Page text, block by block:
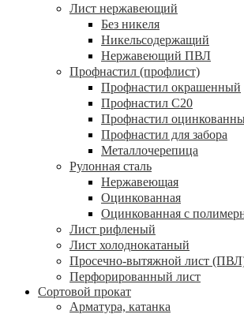
Лист нержавеющий
Без никеля
Никельсодержащий
Нержавеющий ПВЛ
Профнастил (профлист)
Профнастил окрашенный
Профнастил С20
Профнастил
Профнастил для забора
Металлочерепица
Рулонная сталь
Нержавеющая
Оцинкованная
Оцинкованная с
Лист рифленый
Лист холоднокатаный
Просечно-вытяжной лист
Перфорированный лист
Сортовой прокат
Арматура, катанка